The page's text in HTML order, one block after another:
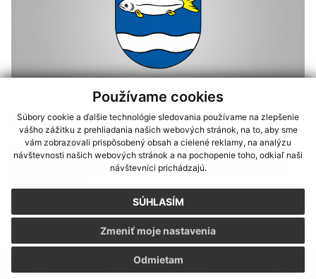
Používame cookies
Súbory cookie a ďalšie technológie sledovania používame na zlepšenie
vášho zážitku z prehliadania našich webových stránok, na to, aby sme
vám zobrazovali prispôsobený obsah a cielené reklamy, na analýzu
návštevnosti našich webových stránok a na pochopenie toho, odkiaľ naši
návštevníci prichádzajú.
SÚHLASÍM
Odmietam
Zmeniť moje nastavenia
29.06.2022
VZN č.2/2022 o pravidlách na udržiavanie
čistoty v obci a ochrany verejnej zelene na